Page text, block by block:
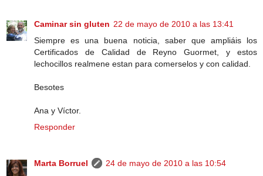
Caminar sin gluten 22 de mayo de 2010 a las 13:41
Siempre es una buena noticia, saber que ampliáis los
Certificados de Calidad de Reyno Guormet, y estos
lechocillos realmene estan para comerselos y con calidad.
Besotes
Ana y Víctor.
Responder
Marta Borruel
24 de mayo de 2010 a las 10:54